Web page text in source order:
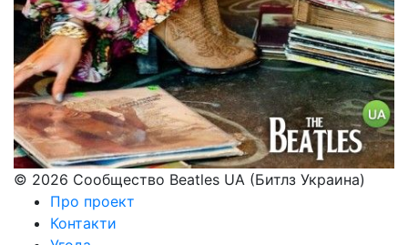
© 2026 Сообщество Beatles UA (Битлз Украина)
Про проект
Контакти